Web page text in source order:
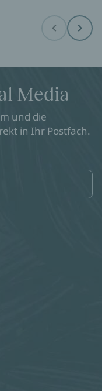
Before Next
Media
und die
in Ihr Postfach.